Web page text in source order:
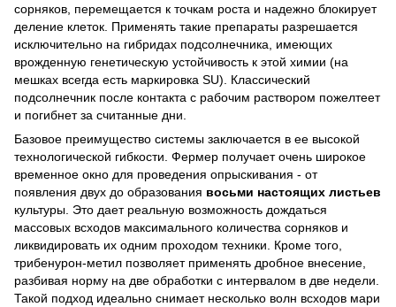
сорняков, перемещается к точкам роста и надежно блокирует
деление клеток. Применять такие препараты разрешается
исключительно на гибридах подсолнечника, имеющих
врожденную генетическую устойчивость к этой химии (на
мешках всегда есть маркировка SU). Классический
подсолнечник после контакта с рабочим раствором пожелтеет
и погибнет за считанные дни.
Базовое преимущество системы заключается в ее высокой
технологической гибкости. Фермер получает очень широкое
временное окно для проведения опрыскивания - от
появления двух до образования восьми настоящих листьев
культуры. Это дает реальную возможность дождаться
массовых всходов максимального количества сорняков и
ликвидировать их одним проходом техники. Кроме того,
трибенурон-метил позволяет применять дробное внесение,
разбивая норму на две обработки с интервалом в две недели.
Такой подход идеально снимает несколько волн всходов мари